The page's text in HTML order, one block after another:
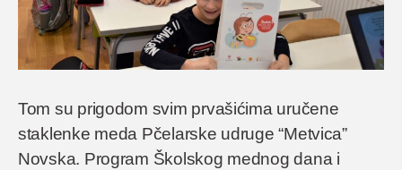
Tom su prigodom svim prvašićima uručene
staklenke meda Pčelarske udruge “Metvica”
Novska. Program Školskog mednog dana i